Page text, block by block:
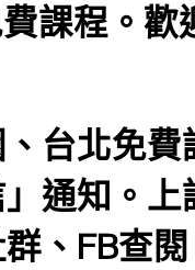
課程。
台北免
通知。
、FB查